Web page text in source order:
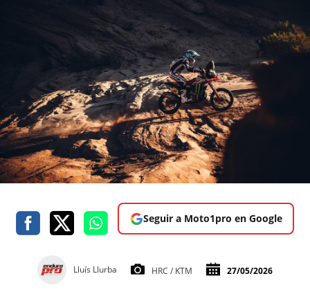
Seguir a Moto1pro en Google
Lluís Llurba HRC / KTM 27/05/2026